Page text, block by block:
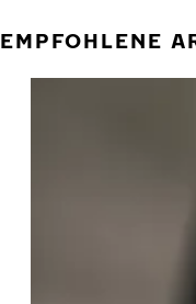
EMPFOHLENE